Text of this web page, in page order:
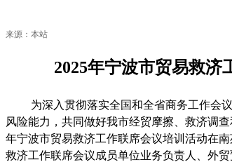
来源：本站
2025年宁波市贸易救
为深入贯彻落实全国和全省商务工作会议
风险能力，共同做好我市经贸摩擦、救济调
年宁波市贸易救济工作联席会议培训活动在
救济工作联席会议成员单位业务负责人、外